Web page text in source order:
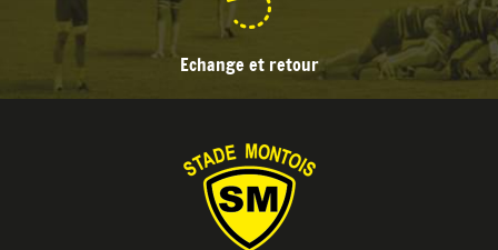
Echange et retour